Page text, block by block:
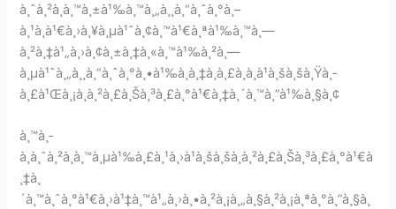
à¸ˆà¸²à¸à¸™à¸±à¹‰à¸™à¸„à¸¸à¸“à¸ˆà¸°à¸–
à¸¹à¸à¹€à¸›à¸¥à¸µà¹ˆà¸¢à¸™à¹€à¸ªà¹‰à¸™à¸—
à¸²à¸‡à¹„à¸›à¸¢à¸±à¸‡à¸«à¸™à¹‰à¸²à¸—
à¸µà¹ˆà¸„à¸¸à¸“à¸ˆà¸°à¸•à¹‰à¸­à¸‡à¸à¸£à¸­à¸à¹à¸šà¸šà¸Ÿà¸­
à¸£à¹Œà¸¡à¸à¸²à¸£à¸Šà¸³à¸£à¸°à¹€à¸‡à¸´à¸™à¸”à¹‰à¸§à¸¢
à¸™à¸­
à¸à¸ˆà¸²à¸à¸™à¸µà¹‰à¸£à¸¹à¸›à¹à¸šà¸šà¸à¸²à¸£à¸Šà¸³à¸£à¸°à¹€à
¸‡à¸
´à¸™à¸ˆà¸°à¹€à¸›à¹‡à¸™à¹„à¸›à¸•à¸²à¸¡à¸„à¸§à¸²à¸¡à¸ªà¸°à¸”à¸§à¸